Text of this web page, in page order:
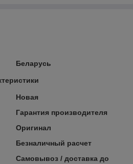
Беларусь
Новая
Гарантия производителя
Оригинал
Безналичный расчет
Самовывоз / доставка до